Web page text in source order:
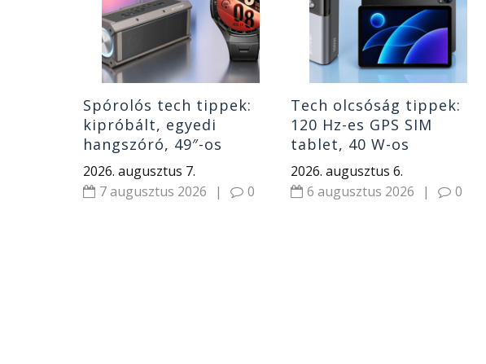
Spórolós tech tippek:
kipróbált, egyedi
hangszóró, 49″-os
monitor, gyerek okosóra
és Huawei óra
2026. augusztus 7.
7 augusztus 2026
| 0
Tech olcsóság tippek:
120 Hz-es GPS SIM
tablet, 40 W-os
hangszóró, power bank
2026. augusztus 6.
6 augusztus 2026
| 0